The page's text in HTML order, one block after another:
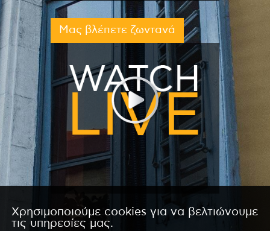
Μας βλέπετε ζωντανά
Χρησιμοποιούμε cookies για να βελτιώνουμε
τις υπηρεσίες μας.